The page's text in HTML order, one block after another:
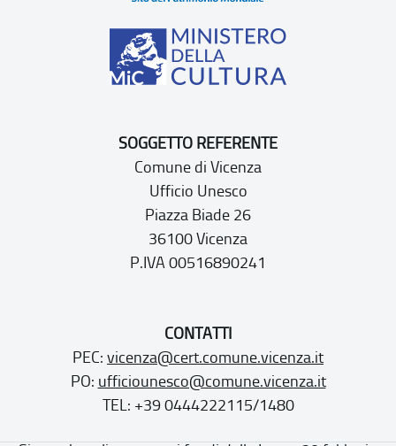
SOGGETTO REFERENTE
Comune di Vicenza
Ufficio Unesco
Piazza Biade 26
36100 Vicenza
P.IVA 00516890241
CONTATTI
PEC: vicenza@cert.comune.vicenza.it
PO: ufficiounesco@comune.vicenza.it
TEL: +39 0444222115/1480